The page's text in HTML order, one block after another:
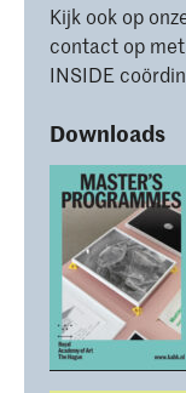
Kijk ook op
contact op
INSIDE
Downloads